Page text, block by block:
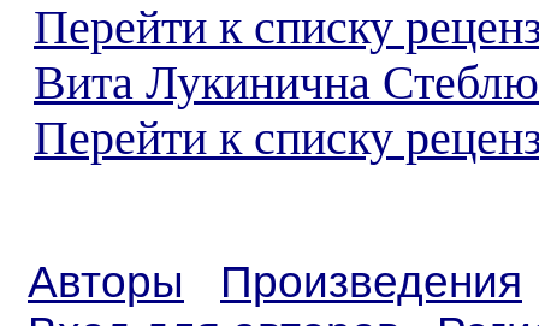
Перейти к списку
Вита Лукинична
Перейти к списку
Авторы
Произведения